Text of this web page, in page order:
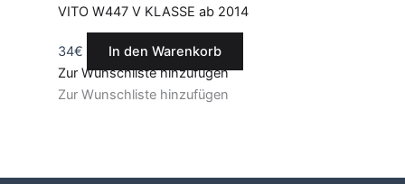
VITO W447 V KLASSE ab 2014
34€
In den Warenkorb
Zur Wunschliste hinzufügen
Zur Wunschliste hinzufügen